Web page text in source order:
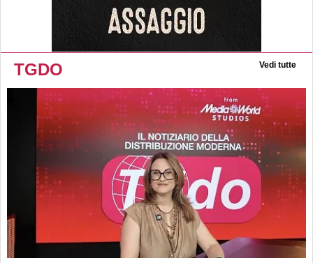
TGDO Vedi tutte